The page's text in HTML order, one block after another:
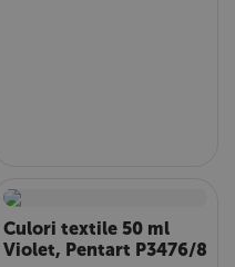
Culori textile 50 ml
Violet, Pentart P3476/8